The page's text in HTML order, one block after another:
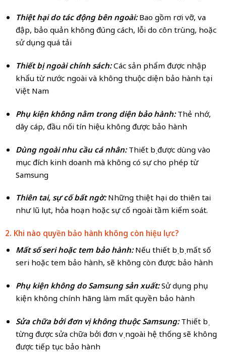
Thiệt hại do tác động bên ngoài:Bao gồm rơi vỡ, va
đập, bảo quản không đúng cách, lỗi do côn trùng, hoặc
sử dụng quá tải
Thiết bị ngoài chính sách:Các sản phẩm được nhập
khẩu từ nước ngoài và không thuộc diện bảo hành tại
Việt Nam
Phụ kiện không nằm trong diện bảo hành: Thẻ nhớ,
dây cáp, đầu nối tín hiệu không được bảo hành
Dùng ngoài nhu cầu cá nhân:Thiết bị được dùng vào
mục đích kinh doanh mà không có sự cho phép từ
Samsung
Thiên tai, sự cố bất ngờ:Những thiệt hại do thiên tai
như lũ lụt, hỏa hoạn hoặc sự cố ngoài tầm kiểm soát.
2. Khi nào quyền bảo hành không còn hiệu lực?
Mất số seri hoặc tem bảo hành:Nếu thiết bị bị mất số
seri hoặc tem bảo hành, sẽ không còn được bảo hành
Phụ kiện không do Samsung sản xuất:Sử dụng phụ
kiện không chính hãng làm mất quyền bảo hành
Sửa chữa bởi đơn vị không thuộc Samsung:Thiết bị
từng được sửa chữa bởi đơn vị ngoài hệ thống sẽ không
được tiếp tục bảo hành